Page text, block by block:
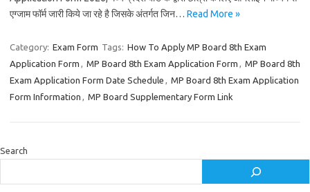
एग्जाम फॉर्म जारी किये जा रहे है जिसके अंतर्गत जिन… Read More »
Category: Exam Form Tags: How To Apply MP Board 8th Exam
Application Form , MP Board 8th Exam Application Form , MP Board 8th
Exam Application Form Date Schedule , MP Board 8th Exam Application
Form Information , MP Board Supplementary Form Link
Search